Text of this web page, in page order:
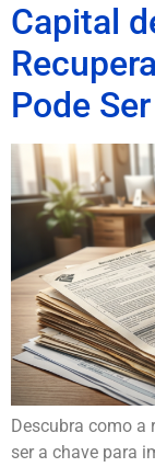
Capital
Pode
Descubra como a
ser a chave para